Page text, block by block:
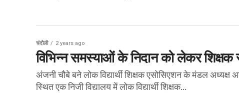
चंदौली 2 years ago
विभिन्न समस्याओं के निदान को लेकर
अंजनी चौबे बने लोक विद्यार्थी शिक्षक एसोसिएशन के मंडल
स्थित एक निजी विद्यालय में लोक विद्यार्थी शिक्षक...